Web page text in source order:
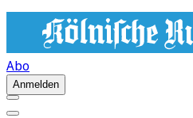
Abo
Anmelden